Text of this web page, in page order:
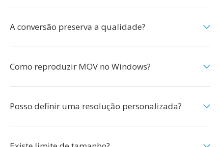
A conversão preserva a qualidade?
Como reproduzir MOV no Windows?
Posso definir uma resolução personalizada?